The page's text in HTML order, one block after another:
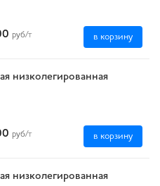
руб/т в корзину
низколегированная
руб/т в корзину
низколегированная